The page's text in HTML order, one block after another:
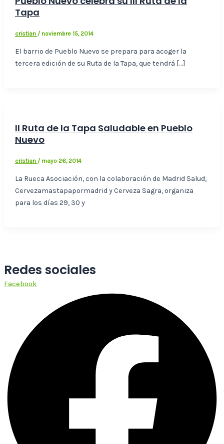
Tapa
cristian / noviembre 15, 2014
El barrio de Pueblo Nuevo se prepara para acoger la
tercera edición de su Ruta de la Tapa, que tendrá […]
II Ruta de la Tapa Saludable en Pueblo
Nuevo
cristian / mayo 26, 2014
La Rueca Asociación, con la colaboración de Madrid Salud,
Cervezamastapapormadrid y Cerveza Sagra, organiza
para los días 29, 30 y
Redes sociales
Facebook